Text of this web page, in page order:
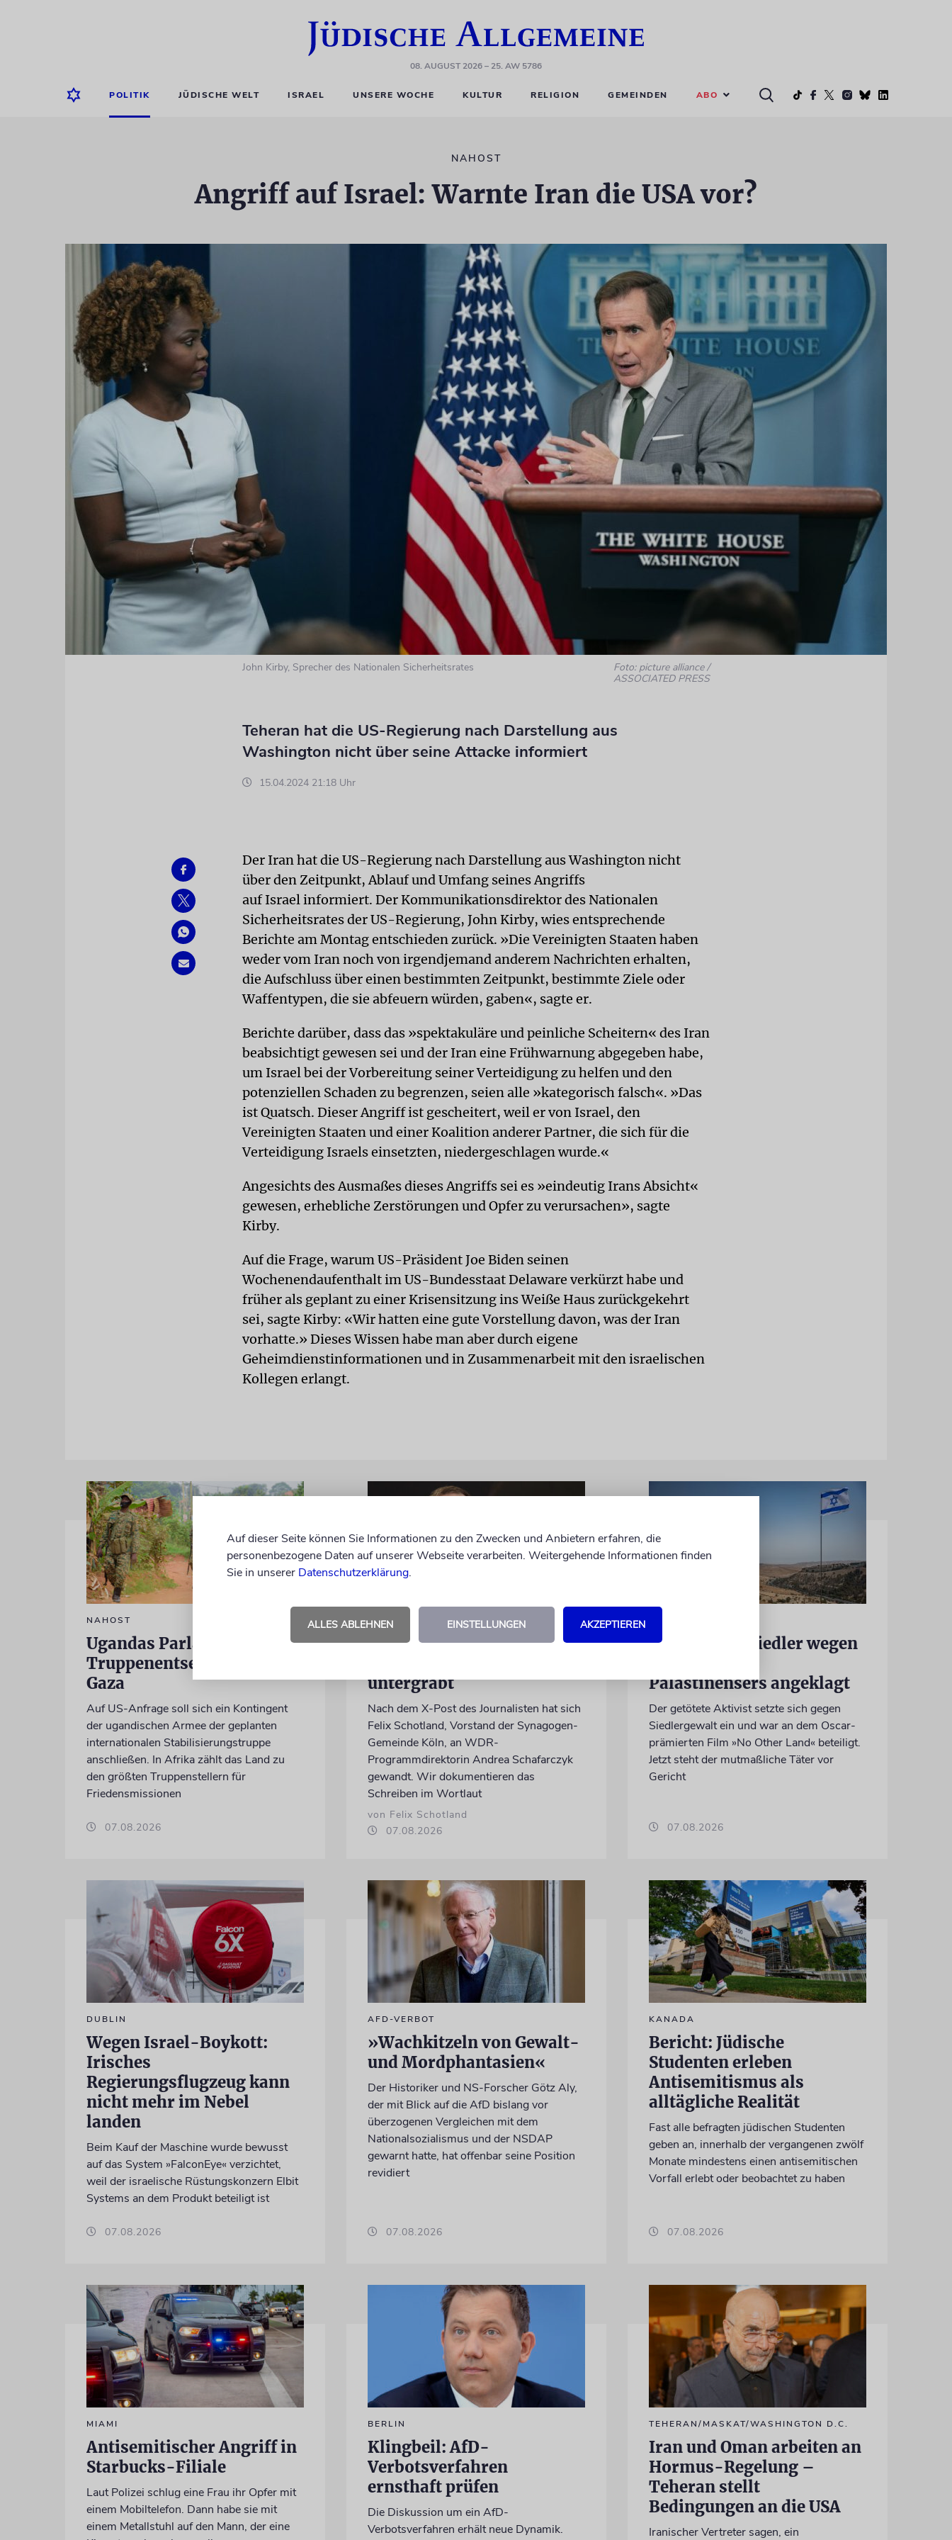
08. AUGUST 2026– 25. AW 5786
POLITIK JÜDISCHE WELT ISRAEL UNSERE WOCHE KULTUR RELIGION GEMEINDEN ABO
NAHOST
Angriff auf Israel: Warnte Iran die USA vor?
John Kirby, Sprecher des Nationalen Sicherheitsrates
Foto: picture alliance /
ASSOCIATED PRESS
Teheran hat die US-Regierung nach Darstellung aus
Washington nicht über seine Attacke informiert
15.04.2024 21:18 Uhr
Der Iran hat die US-Regierung nach Darstellung aus Washington nicht
über den Zeitpunkt, Ablauf und Umfang seines Angriffs
auf Israel informiert. Der Kommunikationsdirektor des Nationalen
Sicherheitsrates der US-Regierung, John Kirby, wies entsprechende
Berichte am Montag entschieden zurück. »Die Vereinigten Staaten haben
weder vom Iran noch von irgendjemand anderem Nachrichten erhalten,
die Aufschluss über einen bestimmten Zeitpunkt, bestimmte Ziele oder
Waffentypen, die sie abfeuern würden, gaben«, sagte er.
Berichte darüber, dass das »spektakuläre und peinliche Scheitern« des Iran
beabsichtigt gewesen sei und der Iran eine Frühwarnung abgegeben habe,
um Israel bei der Vorbereitung seiner Verteidigung zu helfen und den
potenziellen Schaden zu begrenzen, seien alle »kategorisch falsch«. »Das
ist Quatsch. Dieser Angriff ist gescheitert, weil er von Israel, den
Vereinigten Staaten und einer Koalition anderer Partner, die sich für die
Verteidigung Israels einsetzten, niedergeschlagen wurde.«
Angesichts des Ausmaßes dieses Angriffs sei es »eindeutig Irans Absicht«
gewesen, erhebliche Zerstörungen und Opfer zu verursachen», sagte
Kirby.
Auf die Frage, warum US-Präsident Joe Biden seinen
Wochenendaufenthalt im US-Bundesstaat Delaware verkürzt habe und
früher als geplant zu einer Krisensitzung ins Weiße Haus zurückgekehrt
sei, sagte Kirby: «Wir hatten eine gute Vorstellung davon, was der Iran
vorhatte.» Dieses Wissen habe man aber durch eigene
Geheimdienstinformationen und in Zusammenarbeit mit den israelischen
Kollegen erlangt.
NAHOST
Ugandas Parlament billigt
Truppenentsendung nach
Gaza
Auf US-Anfrage soll sich ein Kontingent
der ugandischen Armee der geplanten
internationalen Stabilisierungstruppe
anschließen. In Afrika zählt das Land zu
den größten Truppenstellern für
Friedensmissionen
07.08.2026
MEINUNG
Wie Georg Restle die
untergräbt
Nach dem X-Post des Journalisten hat sich
Felix Schotland, Vorstand der Synagogen-
Gemeinde Köln, an WDR-
Programmdirektorin Andrea Schafarczyk
gewandt. Wir dokumentieren das
Schreiben im Wortlaut
von Felix Schotland
07.08.2026
Israelischer Siedler wegen
Palästinensers angeklagt
Der getötete Aktivist setzte sich gegen
Siedlergewalt ein und war an dem Oscar-
prämierten Film »No Other Land« beteiligt.
Jetzt steht der mutmaßliche Täter vor
Gericht
07.08.2026
DUBLIN
Wegen Israel-Boykott:
Irisches
Regierungsflugzeug kann
nicht mehr im Nebel
landen
Beim Kauf der Maschine wurde bewusst
auf das System »FalconEye« verzichtet,
weil der israelische Rüstungskonzern Elbit
Systems an dem Produkt beteiligt ist
07.08.2026
AFD-VERBOT
»Wachkitzeln von Gewalt-
und Mordphantasien«
Der Historiker und NS-Forscher Götz Aly,
der mit Blick auf die AfD bislang vor
überzogenen Vergleichen mit dem
Nationalsozialismus und der NSDAP
gewarnt hatte, hat offenbar seine Position
revidiert
07.08.2026
KANADA
Bericht: Jüdische
Studenten erleben
Antisemitismus als
alltägliche Realität
Fast alle befragten jüdischen Studenten
geben an, innerhalb der vergangenen zwölf
Monate mindestens einen antisemitischen
Vorfall erlebt oder beobachtet zu haben
07.08.2026
MIAMI
Antisemitischer Angriff in
Starbucks-Filiale
Laut Polizei schlug eine Frau ihr Opfer mit
einem Mobiltelefon. Dann habe sie mit
einem Metallstuhl auf den Mann, der eine
BERLIN
Klingbeil: AfD-
Verbotsverfahren
ernsthaft prüfen
Die Diskussion um ein AfD-
Verbotsverfahren erhält neue Dynamik.
TEHERAN/MASKAT/WASHINGTON D.C.
Iran und Oman arbeiten an
Hormus-Regelung –
Teheran stellt
Bedingungen an die USA
Iranischer Vertreter sagen, ein
Auf dieser Seite können Sie Informationen zu den Zwecken und Anbietern erfahren, die
personenbezogene Daten auf unserer Webseite verarbeiten. Weitergehende Informationen finden
Sie in unserer Datenschutzerklärung.
ALLES ABLEHNEN EINSTELLUNGEN AKZEPTIEREN